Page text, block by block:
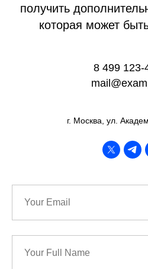
получить
которая может
8 499 123-
г. Москва, ул.